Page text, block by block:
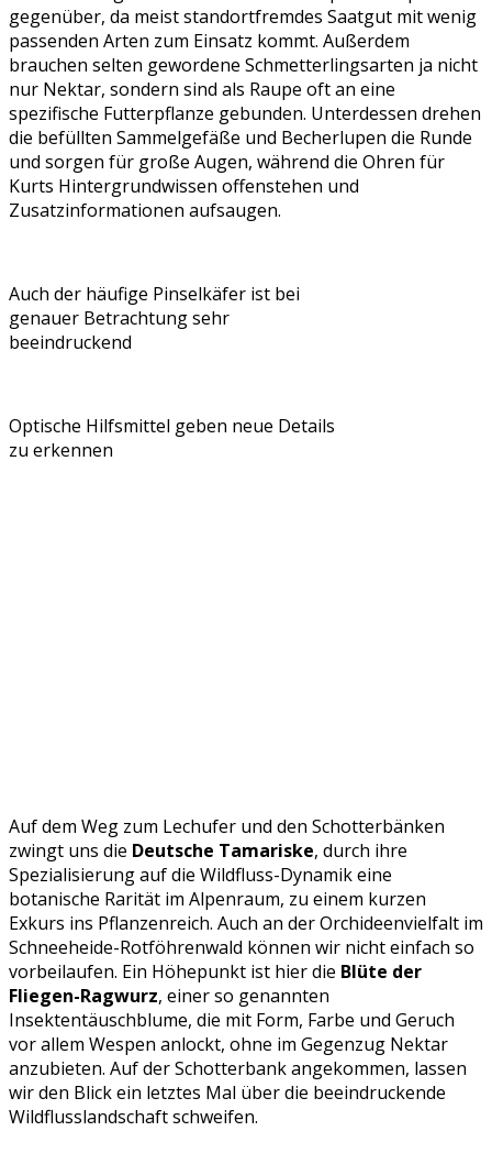
gegenüber, da meist standortfremdes Saatgut mit wenig
passenden Arten zum Einsatz kommt. Außerdem
brauchen selten gewordene Schmetterlingsarten ja nicht
nur Nektar, sondern sind als Raupe oft an eine
spezifische Futterpflanze gebunden. Unterdessen drehen
die befüllten Sammelgefäße und Becherlupen die Runde
und sorgen für große Augen, während die Ohren für
Kurts Hintergrundwissen offenstehen und
Zusatzinformationen aufsaugen.
Auch der häufige Pinselkäfer ist bei
genauer Betrachtung sehr
beeindruckend
Optische Hilfsmittel geben neue Details
zu erkennen
Auf dem Weg zum Lechufer und den Schotterbänken
zwingt uns die Deutsche Tamariske, durch ihre
Spezialisierung auf die Wildfluss-Dynamik eine
botanische Rarität im Alpenraum, zu einem kurzen
Exkurs ins Pflanzenreich. Auch an der Orchideenvielfalt im
Schneeheide-Rotföhrenwald können wir nicht einfach so
vorbeilaufen. Ein Höhepunkt ist hier die Blüte der
Fliegen-Ragwurz, einer so genannten
Insektentäuschblume, die mit Form, Farbe und Geruch
vor allem Wespen anlockt, ohne im Gegenzug Nektar
anzubieten. Auf der Schotterbank angekommen, lassen
wir den Blick ein letztes Mal über die beeindruckende
Wildflusslandschaft schweifen.